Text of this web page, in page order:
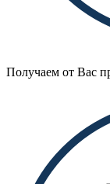
Получаем от Вас